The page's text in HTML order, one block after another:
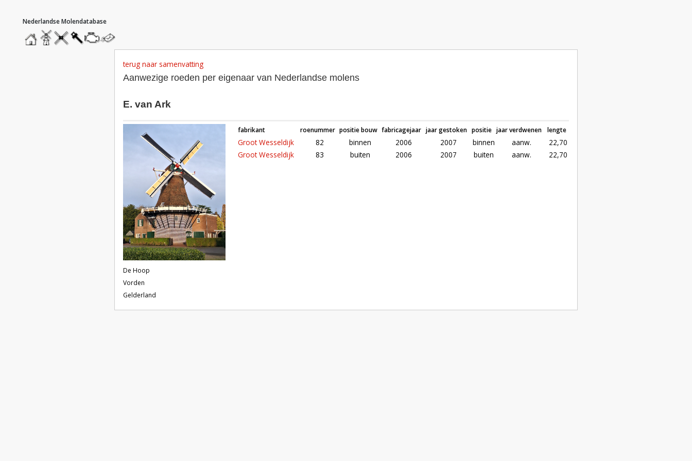
hoofdmenu
homemolendatabase
roedendatabase
assendatabase
motorendatabase
stuur
een
terug naar samenvatting
Aanwezige roeden per eigenaar van Nederlandse molens
E. van Ark
De Hoop
Vorden
Gelderland
fabrikant roenummer positie bouw fabricagejaar jaar gestoken positie jaar verdwenen lengte
Groot Wesseldijk 82 binnen 2006 2007 binnen aanw.
22,70
Groot Wesseldijk
83 buiten 2006 2007 buiten aanw. 22,70